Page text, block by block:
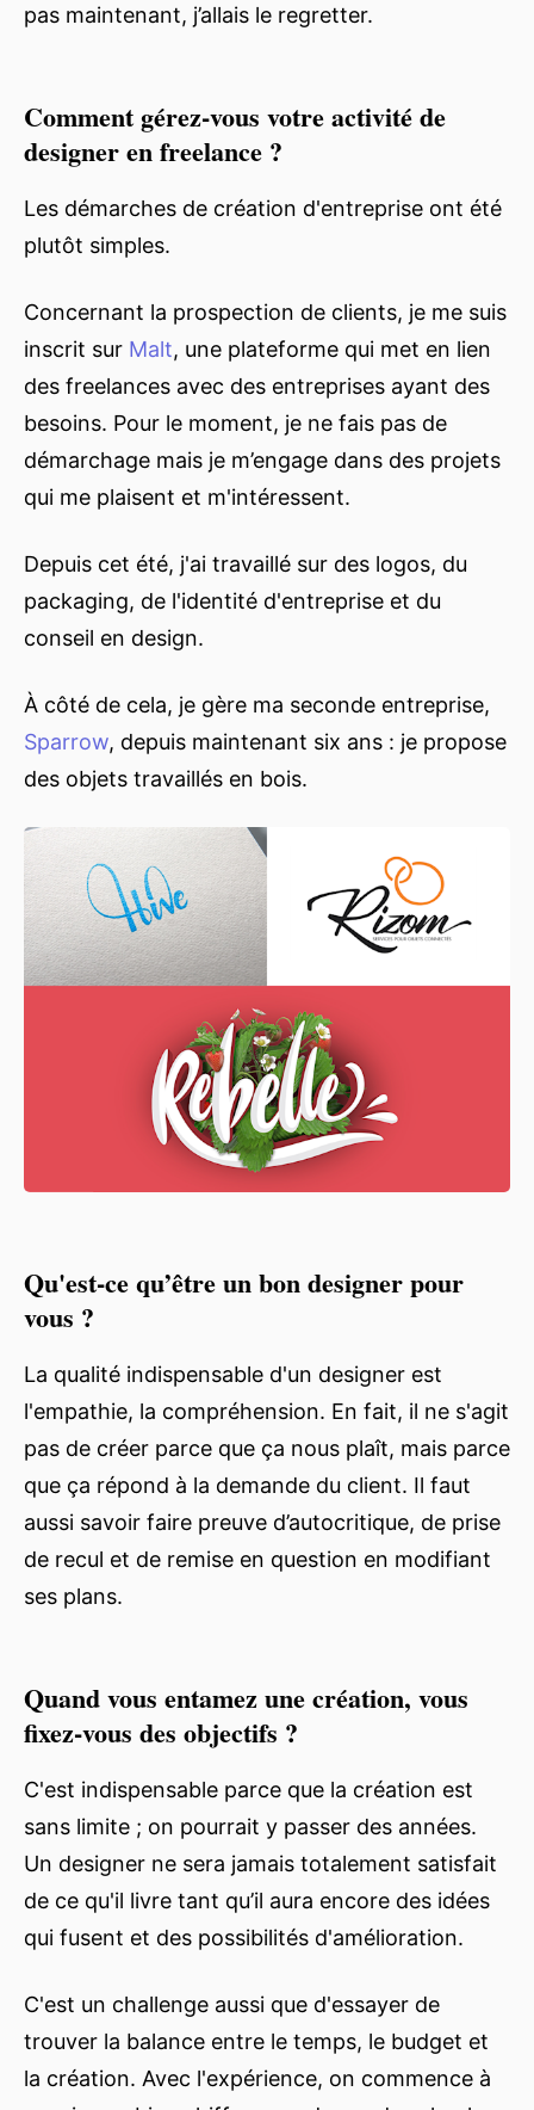
pas maintenant, j’allais le regretter.
Comment gérez-vous votre activité de
designer en freelance ?
Les démarches de création d'entreprise ont été
plutôt simples.
Concernant la prospection de clients, je me suis
inscrit sur Malt, une plateforme qui met en lien
des freelances avec des entreprises ayant des
besoins. Pour le moment, je ne fais pas de
démarchage mais je m’engage dans des projets
qui me plaisent et m'intéressent.
Depuis cet été, j'ai travaillé sur des logos, du
packaging, de l'identité d'entreprise et du
conseil en design.
À côté de cela, je gère ma seconde entreprise,
Sparrow, depuis maintenant six ans : je propose
des objets travaillés en bois.
Qu'est-ce qu’être un bon designer pour
vous ?
La qualité indispensable d'un designer est
l'empathie, la compréhension. En fait, il ne s'agit
pas de créer parce que ça nous plaît, mais parce
que ça répond à la demande du client. Il faut
aussi savoir faire preuve d’autocritique, de prise
de recul et de remise en question en modifiant
ses plans.
Quand vous entamez une création, vous
fixez-vous des objectifs ?
C'est indispensable parce que la création est
sans limite ; on pourrait y passer des années.
Un designer ne sera jamais totalement satisfait
de ce qu'il livre tant qu’il aura encore des idées
qui fusent et des possibilités d'amélioration.
C'est un challenge aussi que d'essayer de
trouver la balance entre le temps, le budget et
la création. Avec l'expérience, on commence à